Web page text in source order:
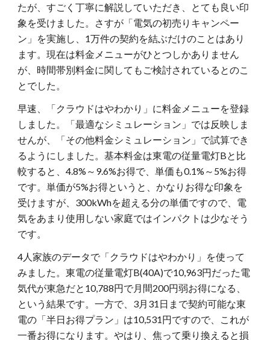
たが、すごく丁寧に解説していただき、とても良い印
象を受けました。さすが「電気の初売りキャンペー
ン」を実施し、1万件の契約を結ぶだけのことはあり
ます。現在は料金メニューがひとつしかありません
が、時間帯別料金に関してもご検討されているとのこ
とでした。
早速、「クラウドはやわかり」に料金メニューを登録
しました。「最適なシミュレーション」では反映しま
せんが、「その他料金シミュレーション」で試算でき
るようにしました。基本料金は東電の従量電灯Bと比
較すると、4.8%～9.6%お得で、単価も0.1%～5%お得
です。単価が5%お得というと、かなりお得な印象を
受けますが、300kWhを超える分の単価ですので、電
気をあまり使用しない家庭ではインパクトは少なそう
です。
4人家族のデータで「クラウドはやわかり」を使って
みました。東電の従量電灯B(40A)で10,963円だった電
気代が東急だと10,788円で月間200円弱お得になる、
という結果です。一方で、3月31日まで契約可能な東
電の「半日お得プラン」は10,531円ですので、これが
一番お得になります。やはり、焦って乗り換えると損